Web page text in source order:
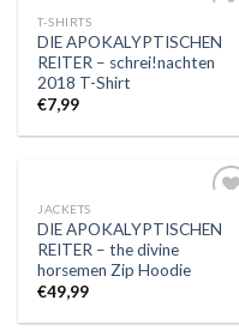
Wunschliste
T-SHIRTS
DIE APOKALYPTISCHEN
REITER – schrei!nachten
2018 T-Shirt
€7,99
Wunschliste
JACKETS
DIE APOKALYPTISCHEN
REITER – the divine
horsemen Zip Hoodie
€49,99